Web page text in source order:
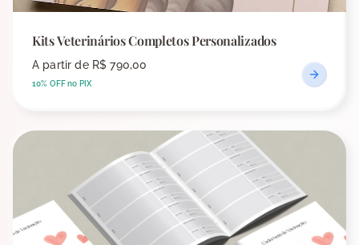
Kits Veterinários Completos Personalizados
A partir de R$ 790,00
10% OFF no PIX